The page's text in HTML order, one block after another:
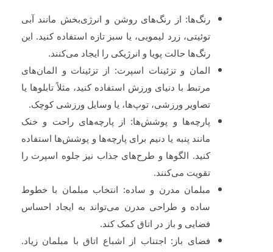
رنگ‌ها: از رنگ‌های روشن و انرژی‌بخش مانند آبی
توئیتی، زرد لیمویی، یا سبز تازه استفاده کنید. این
رنگ‌ها حالت پویا و انرژیکی را ایجاد می‌کنند.
المان و تزئینات اسپرت: از تزئینات و المان‌های
مرتبط با دنیای ورزش استفاده کنید، مثلاً تابلوها یا
تصاویر ورزشی، توپ‌ها، یا وسایل ورزشی کوچک.
پارچه‌ها و پوشش‌ها: از پارچه‌های راحت و خنک
مانند پنبه یا دنیم برای پارچه‌ها و پوشش‌ها استفاده
کنید. الگوها و طرح‌های جذاب نیز جلوه اسپرت را
تقویت می‌کنند.
مبلمان مدرن و ساده: انتخاب مبلمان با خطوط
ساده و طراحی مدرن می‌تواند به ایجاد احساس
فضایی و باز در اتاق کمک کند.
فضای باز: اجتناب از اشباع اتاق با مبلمان زیاد.